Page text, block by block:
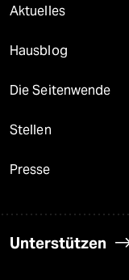
Aktuelles
Hausblog
Die Seitenwende
Stellen
Presse
Unterstützen